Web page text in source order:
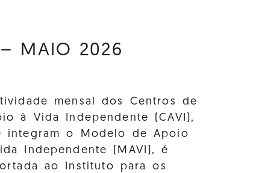
– MAIO 2026
mensal dos Centros de
à Vida Independente (CAVI),
integram o Modelo de Apoio
Independente (MAVI), é
ao Instituto para os